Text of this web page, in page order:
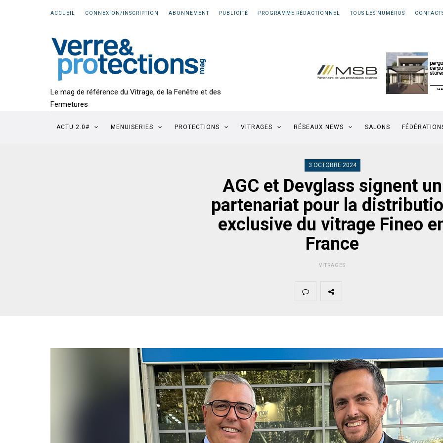
ACCUEIL CONNEXION/INSCRIPTION ABONNEMENT PUBLICITÉ PROGRAMME RÉDACTIONNEL TOUS LES NUMÉROS
Le mag de référence du Vitrage, de la Fenêtre et des
Fermetures
ACTU 2.0# MENUISERIES PROTECTIONS VITRAGES RÉSEAUX NEWS SALONS
3 OCTOBRE 2024
AGC et Devglass signent un
partenariat pour la
exclusive du vitrage Fineo
France
VITRAGES